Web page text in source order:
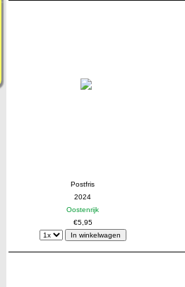
Postfris
2024
Oostenrijk
€5,95